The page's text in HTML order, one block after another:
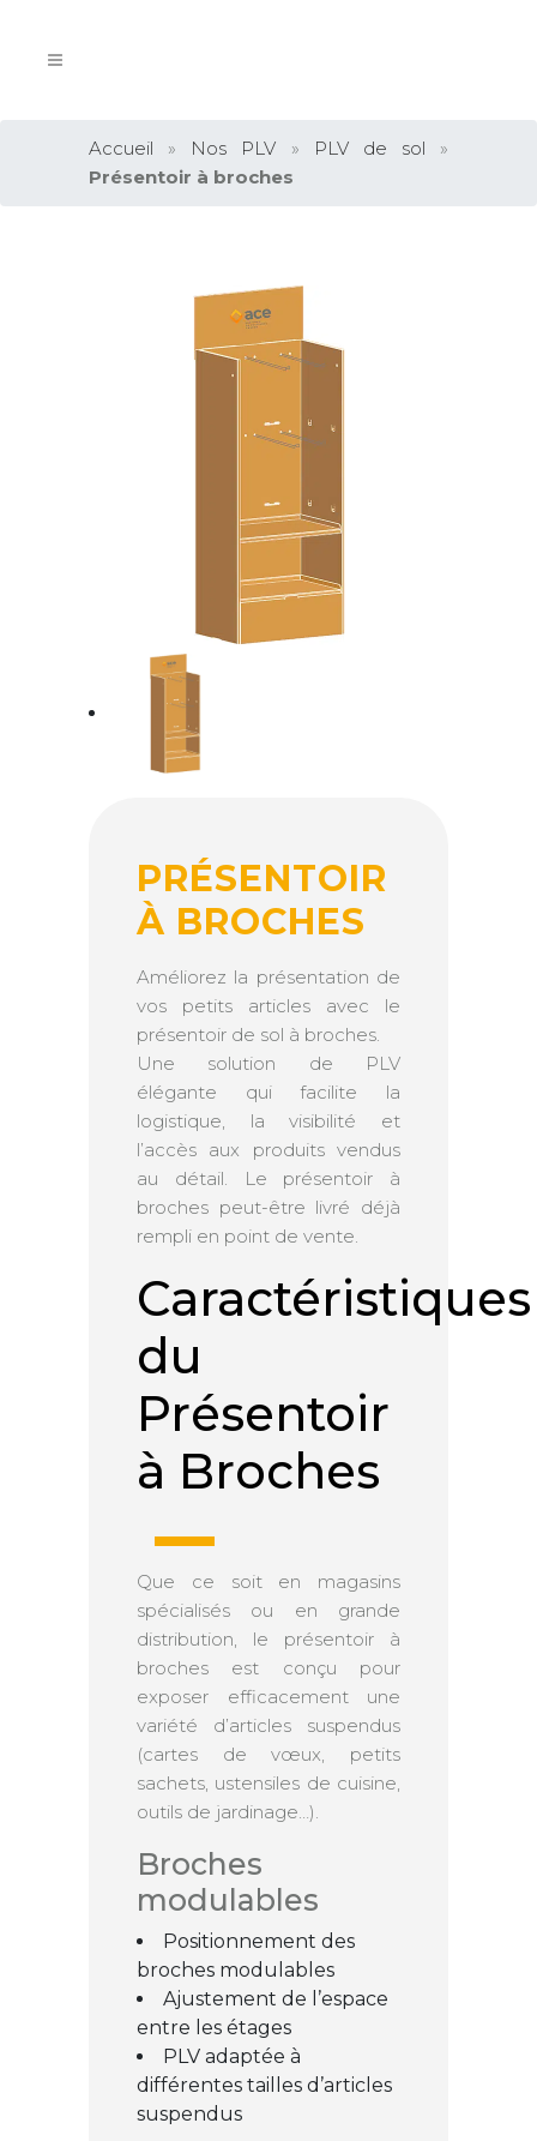
Accueil » Nos PLV » PLV de sol »
Présentoir à broches
PRÉSENTOIR
À BROCHES
Améliorez la présentation de
vos petits articles avec le
présentoir de sol à broches.
Une solution de PLV
élégante qui facilite la
logistique, la visibilité et
l’accès aux produits vendus
au détail. Le présentoir à
broches peut-être livré déjà
rempli en point de vente.
Caractéristiques
du
Présentoir
à Broches
Que ce soit en magasins
spécialisés ou en grande
distribution, le présentoir à
broches est conçu pour
exposer efficacement une
variété d’articles suspendus
(cartes de vœux, petits
sachets, ustensiles de cuisine,
outils de jardinage…).
Broches
modulables
Positionnement des
broches modulables
Ajustement de l’espace
entre les étages
PLV adaptée à
différentes tailles d’articles
suspendus